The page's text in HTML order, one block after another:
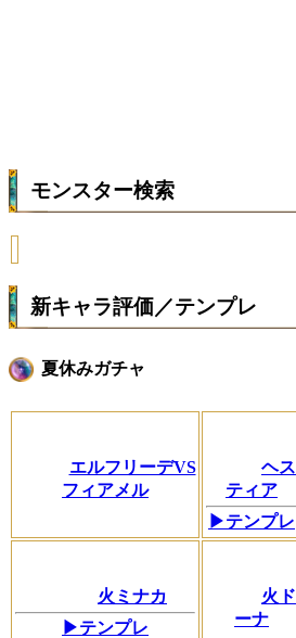
モンスター検索
新キャラ評価／テンプレ
夏休みガチャ
エルフリーデVS
フィアメル
ヘス
ティア
▶テンプレ
火ミナカ
▶テンプレ
火ド
ーナ